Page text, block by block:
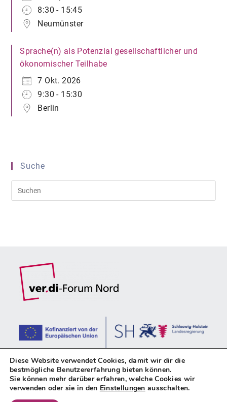
8:30 - 15:45
Neumünster
Sprache(n) als Potenzial gesellschaftlicher und
ökonomischer Teilhabe
7 Okt. 2026
9:30 - 15:30
Berlin
Suche
Datenschutz
Diese Website verwendet Cookies, damit wir dir die
bestmögliche Benutzererfahrung bieten können.
Sie können mehr darüber erfahren, welche Cookies wir
verwenden oder sie in den Einstellungen ausschalten.